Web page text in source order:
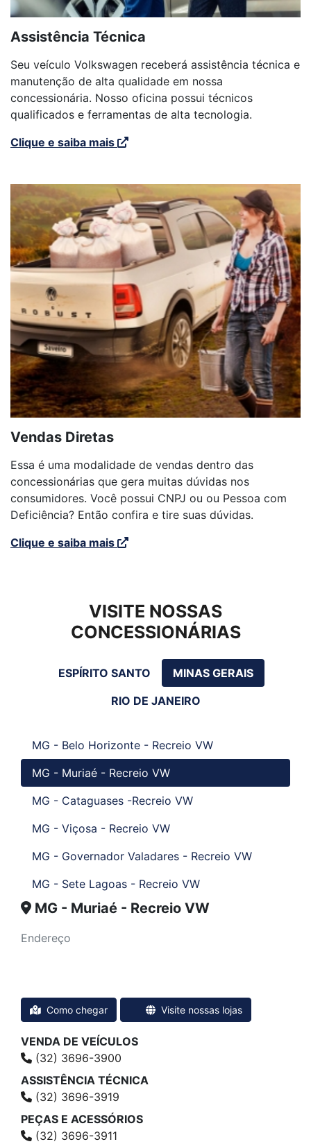
Assistência Técnica
Seu veículo Volkswagen receberá assistência técnica e
manutenção de alta qualidade em nossa
concessionária. Nosso oficina possui técnicos
qualificados e ferramentas de alta tecnologia.
Clique e saiba mais
Vendas Diretas
Essa é uma modalidade de vendas dentro das
concessionárias que gera muitas dúvidas nos
consumidores. Você possui CNPJ ou ou Pessoa com
Deficiência? Então confira e tire suas dúvidas.
Clique e saiba mais
VISITE NOSSAS
CONCESSIONÁRIAS
ESPÍRITO SANTO
MINAS GERAIS
RIO DE JANEIRO
MG - Belo Horizonte - Recreio VW
MG - Muriaé - Recreio VW
MG - Cataguases -Recreio VW
MG - Viçosa - Recreio VW
MG - Governador Valadares - Recreio VW
MG - Sete Lagoas - Recreio VW
MG - Muriaé - Recreio VW
Endereço
Como chegar Visite nossas lojas
VENDA DE VEÍCULOS
(32) 3696-3900
ASSISTÊNCIA TÉCNICA
(32) 3696-3919
PEÇAS E ACESSÓRIOS
(32) 3696-3911